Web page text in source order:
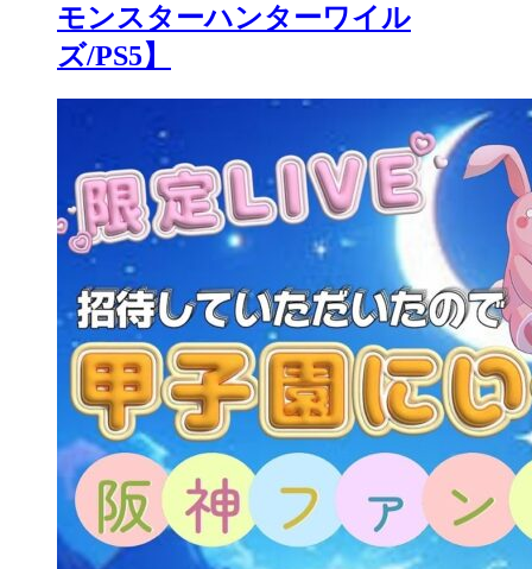
モンスターハンターワイル
ズ/PS5】